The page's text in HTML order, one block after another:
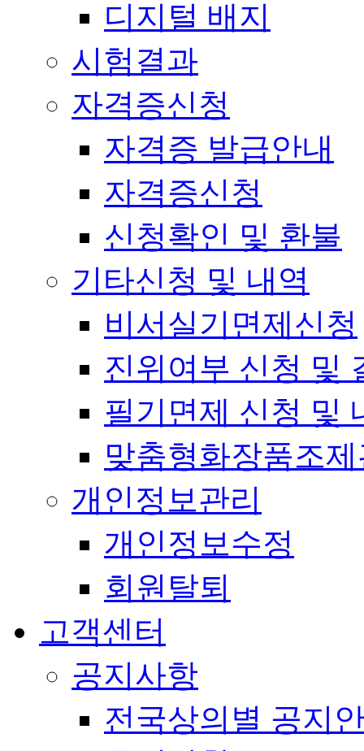
디지털 배지
시험결과
자격증신청
자격증 발급안내
자격증신청
신청확인 및 환불
기타신청 및 내역
비서실기면제신청
진위여부 신청 및
필기면제 신청 및
맞춤형화장품조
개인정보관리
개인정보수정
회원탈퇴
고객센터
공지사항
전국상의별 공지